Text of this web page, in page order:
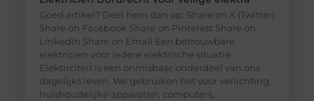
Goed artikel? Deel hem dan op: Share on X (Twitter)
Share on Facebook Share on Pinterest Share on
LinkedIn Share on Email Een betrouwbare
elektricien voor iedere elektrische situatie
Elektriciteit is een onmisbaar onderdeel van ons
dagelijks leven. We gebruiken het voor verlichting,
huishoudelijke apparaten, computers,